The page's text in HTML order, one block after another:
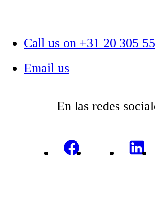
Call us on +31 20 305
Email us
En las redes